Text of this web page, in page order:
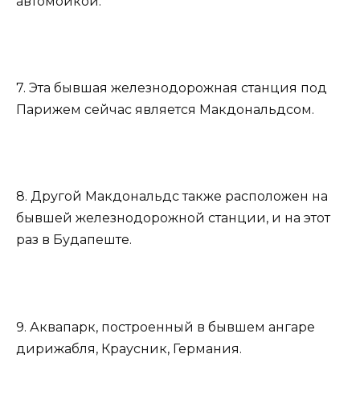
7. Эта бывшая железнодорожная станция под
Парижем сейчас является Макдональдсом.
8. Другой Макдональдс также расположен на
бывшей железнодорожной станции, и на этот
раз в Будапеште.
9. Аквапарк, построенный в бывшем ангаре
дирижабля, Краусник, Германия.